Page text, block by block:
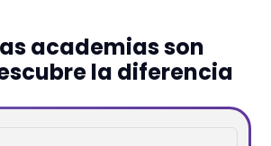
academias son
la diferencia